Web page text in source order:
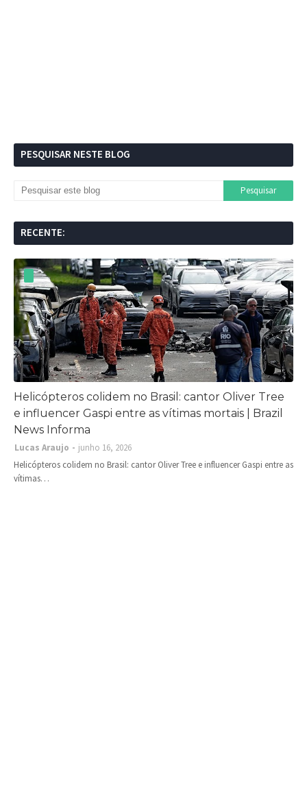
PESQUISAR NESTE BLOG
RECENTE:
Helicópteros colidem no Brasil: cantor Oliver Tree
e influencer Gaspi entre as vítimas mortais | Brazil
News Informa
Lucas Araujo
junho 16, 2026
Helicópteros colidem no Brasil: cantor Oliver Tree e influencer Gaspi entre as
vítimas…